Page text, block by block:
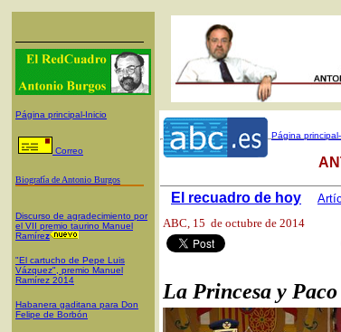
Página principal-Inicio
Correo
Biografía de Antonio Burgos
Discurso de agradecimiento por
el VII premio taurino Manuel
Ramírez
"El cartucho de Pepe Luis
Vázquez", premio Manuel
Ramírez 2014
Habanera gaditana para Don
Felipe de Borbón
Página
El recuadro de hoy
ABC, 15 de octubre de
La Princesa y Paco